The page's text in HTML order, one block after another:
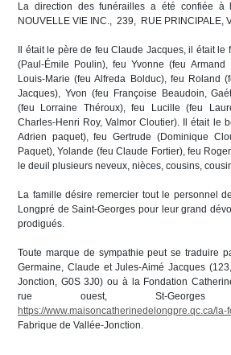
La direction des funérailles a été confiée à
NOUVELLE VIE INC., 239, RUE PRINCIPALE,
Il était le père de feu Claude Jacques, il était le
(Paul-Émile Poulin), feu Yvonne (feu Armand
Louis-Marie (feu Alfreda Bolduc), feu Roland
Jacques), Yvon (feu Françoise Beaudoin,
(feu Lorraine Théroux), feu Lucille (feu
Charles-Henri Roy, Valmor Cloutier). Il était le
Adrien paquet), feu Gertrude (Dominique
Paquet), Yolande (feu Claude Fortier), feu
le deuil plusieurs neveux, nièces, cousins,
La famille désire remercier tout le personnel
Longpré de Saint-Georges pour leur grand
prodigués.
Toute marque de sympathie peut se traduire
Germaine, Claude et Jules-Aimé Jacques
Jonction, G0S 3J0) ou à la Fondation
rue ouest, St-
https://www.maisoncatherinedelongpre.qc.ca/la-
Fabrique de Vallée-Jonction.